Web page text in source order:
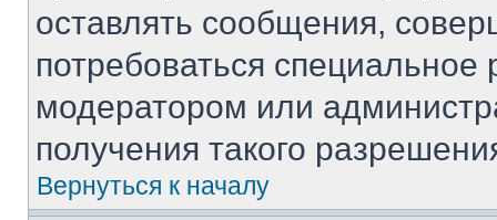
оставлять сообщения,
потребоваться
модератором или
получения такого
Вернуться к началу